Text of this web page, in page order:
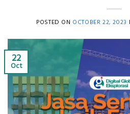
POSTED ON OCTOBER 22, 2023
22
Oct